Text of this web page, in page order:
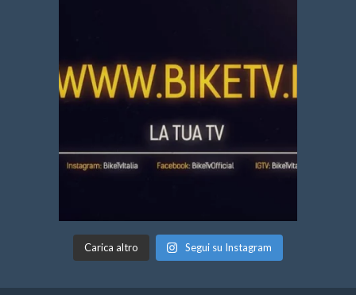
Carica altro Segui su Instagram